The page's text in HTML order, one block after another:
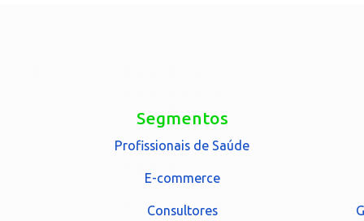
Segmentos
Profissionais de Saúde
E-commerce
Consultores